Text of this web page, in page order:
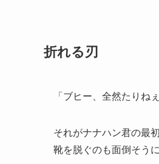
折れる刃
「ブヒー、全然たりね
それがナナハン君の最
靴を脱ぐのも面倒そう